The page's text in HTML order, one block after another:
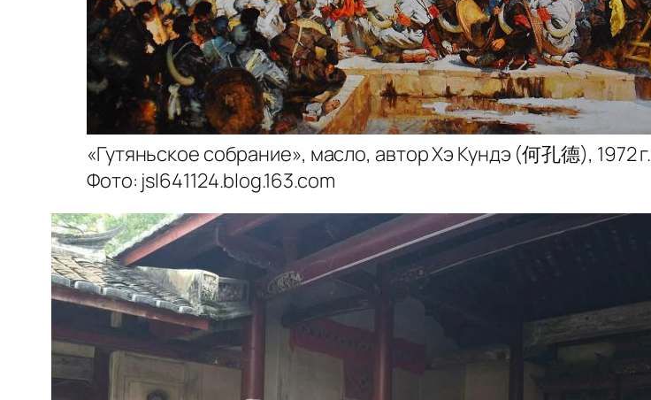
«Гутяньское собрание», масло, автор Хэ Кундэ (何孔德), 1972 г.
Фото: jsl641124.blog.163.com